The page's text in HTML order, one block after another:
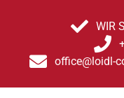
WIR
office@loidl-